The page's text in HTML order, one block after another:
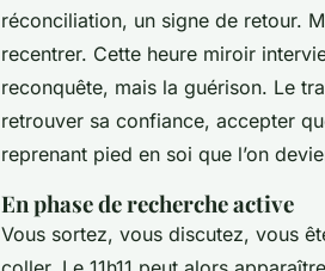
réconciliation, un signe de retour.
recentrer. Cette heure miroir
reconquête, mais la guérison. Le
retrouver sa confiance, accepter
reprenant pied en soi que l’on
En phase de recherche active
Vous sortez, vous discutez, vous